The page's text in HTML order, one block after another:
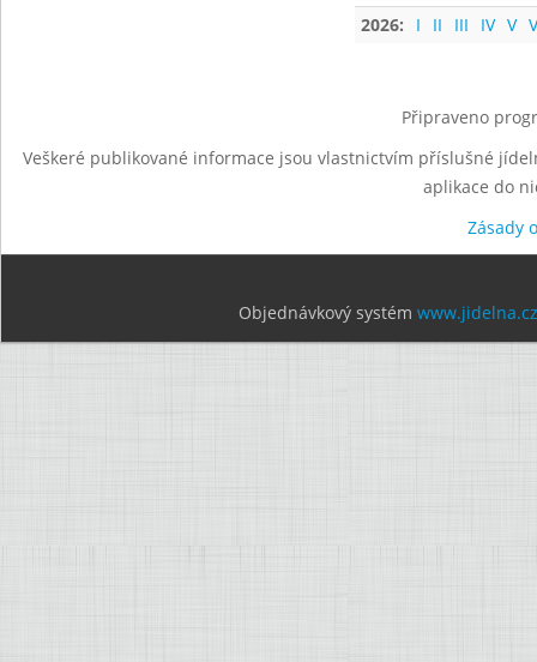
2026:
I II III IV V
Připraveno
Veškeré publikované informace jsou vlastnictvím příslušné
aplikace do
Zásady
Objednávkový systém www.jidelna.cz